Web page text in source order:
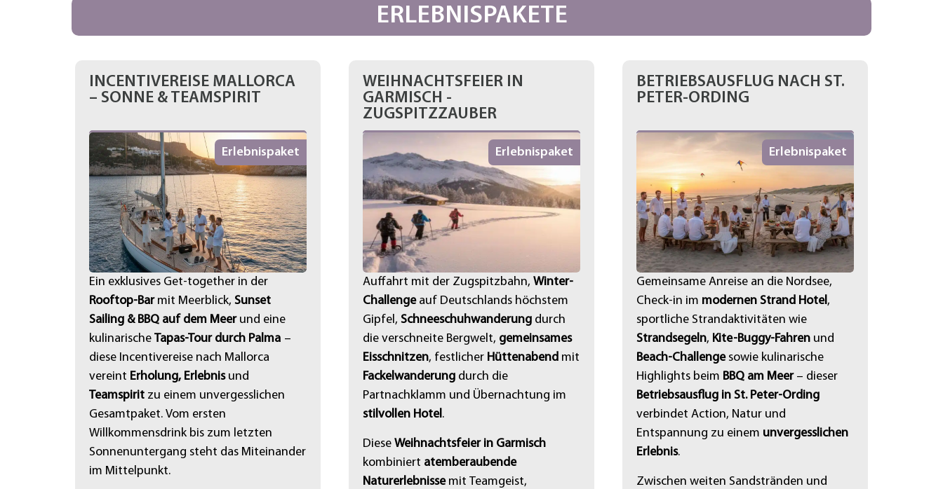
ERLEBNISPAKETE
INCENTIVEREISE MALLORCA
– SONNE & TEAMSPIRIT
Erlebnispaket
Ein exklusives Get-together in der
Rooftop-Barmit Meerblick, Sunset
Sailing & BBQ auf dem Meerund eine
kulinarische Tapas-Tour durch Palma –
diese Incentivereise nach Mallorca
vereint Erholung, Erlebnisund
Teamspirit zu einem unvergesslichen
Gesamtpaket. Vom ersten
Willkommensdrink bis zum letzten
Sonnenuntergang steht das Miteinander
im Mittelpunkt.
WEIHNACHTSFEIER IN
GARMISCH -
ZUGSPITZZAUBER
Erlebnispaket
Auffahrt mit der Zugspitzbahn, Winter-
Challengeauf Deutschlands höchstem
Gipfel, Schneeschuhwanderung durch
die verschneite Bergwelt, gemeinsames
Eisschnitzen, festlicher Hüttenabend mit
Fackelwanderung durch die
Partnachklamm und Übernachtung im
stilvollen Hotel.
Diese Weihnachtsfeier in Garmisch
kombiniert atemberaubende
Naturerlebnissemit Teamgeist,
BETRIEBSAUSFLUG NACH ST.
PETER-ORDING
Erlebnispaket
Gemeinsame Anreise an die Nordsee,
Check-in im modernen Strand Hotel,
sportliche Strandaktivitäten wie
Strandsegeln, Kite-Buggy-Fahren und
Beach-Challengesowie kulinarische
Highlights beim BBQ am Meer– dieser
Betriebsausflug in St. Peter-Ording
verbindet Action, Natur und
Entspannung zu einem unvergesslichen
Erlebnis.
Zwischen weiten Sandstränden und